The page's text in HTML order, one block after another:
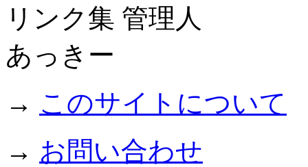
→ このサイトについて
→ お問い合わせ